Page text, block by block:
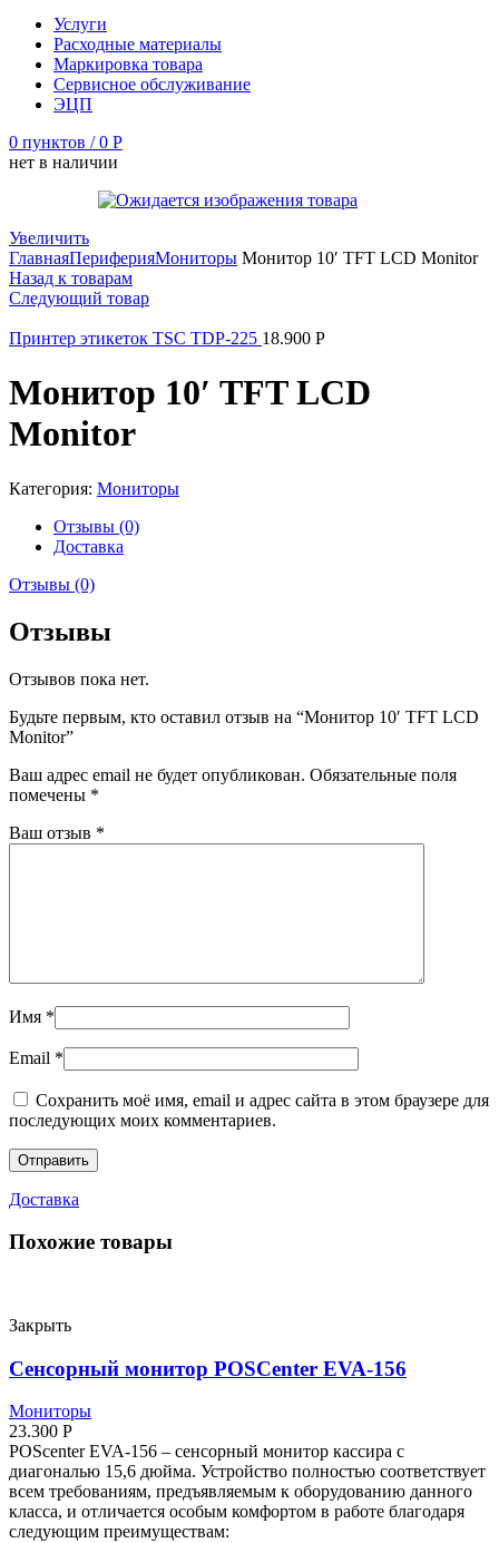
Услуги
Расходные материалы
Маркировка товара
Сервисное обслуживание
ЭЦП
0 пунктов / 0 Р
нет в наличии
Увеличить
ГлавнаяПериферияМониторы Монитор 10′ TFT LCD Monitor
Назад к товарам
Следующий товар
Принтер этикеток TSC TDP-225 18.900 Р
Монитор 10′ TFT LCD
Monitor
Категория: Мониторы
Отзывы (0)
Доставка
Отзывы (0)
Отзывы
Отзывов пока нет.
Будьте первым, кто оставил отзыв на “Монитор 10′ TFT LCD
Monitor”
Ваш адрес email не будет опубликован. Обязательные поля
помечены *
Ваш отзыв *
Имя *
Email *
Сохранить моё имя, email и адрес сайта в этом браузере для
последующих моих комментариев.
Доставка
Похожие товары
Закрыть
Сенсорный монитор POSCenter EVA-156
Мониторы
23.300 Р
POScenter EVA-156 – сенсорный монитор кассира с
диагональю 15,6 дюйма. Устройство полностью соответствует
всем требованиям, предъявляемым к оборудованию данного
класса, и отличается особым комфортом в работе благодаря
следующим преимуществам: